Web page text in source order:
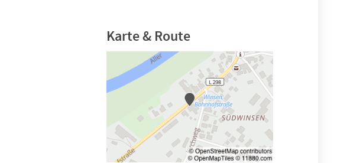
Karte & Route